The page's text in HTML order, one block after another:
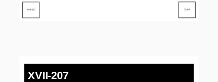
XVII-207